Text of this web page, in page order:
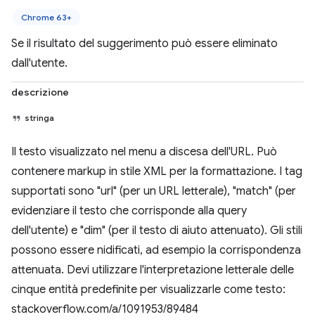
Chrome 63+
Se il risultato del suggerimento può essere eliminato
dall'utente.
descrizione
stringa
Il testo visualizzato nel menu a discesa dell'URL. Può
contenere markup in stile XML per la formattazione. I tag
supportati sono "url" (per un URL letterale), "match" (per
evidenziare il testo che corrisponde alla query
dell'utente) e "dim" (per il testo di aiuto attenuato). Gli stili
possono essere nidificati, ad esempio la corrispondenza
attenuata. Devi utilizzare l'interpretazione letterale delle
cinque entità predefinite per visualizzarle come testo:
stackoverflow.com/a/1091953/89484